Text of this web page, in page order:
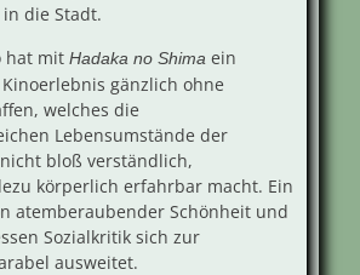
die Stadt.
hat mit Hadaka no Shima ein
gänzlich ohne
welches die
Lebensumstände der
bloß verständlich,
körperlich erfahrbar macht. Ein
atemberaubender Schönheit und
Sozialkritik sich zur
ausweitet.